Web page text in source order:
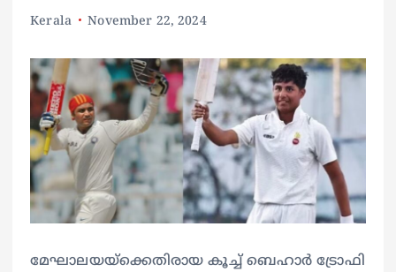
Kerala November 22, 2024
മേഘാലയയ്‌ക്കെതിരായ കൂച്ച് ബെഹാർ ട്രോഫി